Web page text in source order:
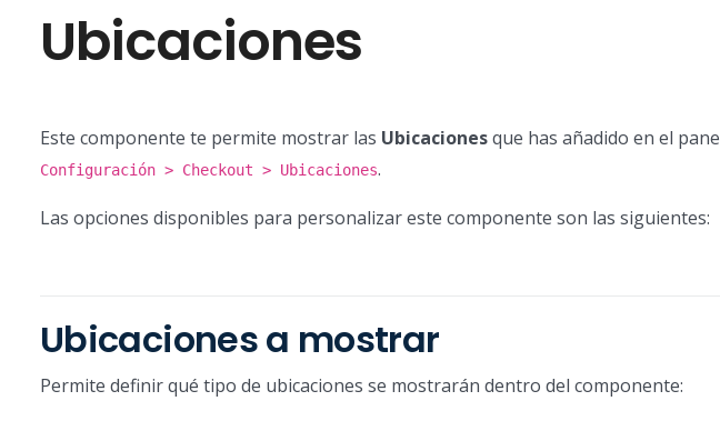
Ubicaciones
Este componente te permite mostrar las Ubicacionesque has añadido en el
Configuración > Checkout > Ubicaciones.
Las opciones disponibles para personalizar este componente son las siguientes:
Ubicaciones a mostrar
Permite definir qué tipo de ubicaciones se mostrarán dentro del componente: